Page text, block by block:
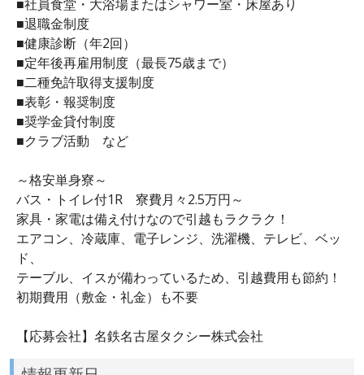
■社員食堂・大浴場またはシャワー室・床屋あり
■退職金制度
■健康診断（年2回）
■定年後再雇用制度（最長75歳まで）
■二種免許取得支援制度
■表彰・報奨制度
■奨学金貸付制度
■クラブ活動 など
～格安単身寮～
バス・トイレ付1R 寮費月々2.5万円～
家具・家電は備え付けなので引越もラクラク！
エアコン、冷蔵庫、電子レンジ、洗濯機、テレビ、ベッ
ド、
テーブル、イスが備わっているため、引越費用も節約！
初期費用（敷金・礼金）も不要
【応募会社】名鉄名古屋タクシー株式会社